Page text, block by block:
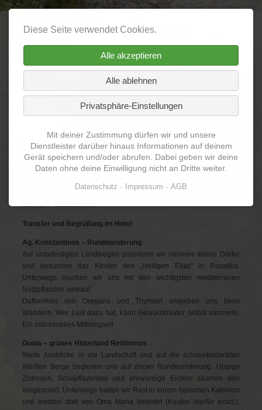
Agrimi - anders
wandern auf Kreta
überspringen
Home Über mich Termine
Reiseberichte Galerie Videos
Vermischtes
Myrte, Mythos und Moderne
Transfer und Begrüßung im Hotel
Ag. Konstantinos – Rundwanderung
Auf unbefestigten Landwegen passieren wir mehrere kleine Dörfer
und besuchen das Kloster des „Heiligen Elias“ in Roustika.
Unterwegs machen wir uns mit den wichtigsten mediterranen
Nutzpflanzen vertraut.
Duftwolken von Oregano und Thymian umgeben uns beim
Wandern. Wer Lust dazu hat, kann Gewürzkräuter selbst sammeln.
Ein individuelles Mitbringsel!
Gonia – grünes Hinterland Rethimnos
Weite Ausblicke in die Landschaft und auf die schneebedeckten
Weißen Berge begleiten uns auf dieser Rundwanderung. Üppige
Zistrosen, Schopflavendel und ehrwürdige Eichen säumen den
Wegesrand. Unterwegs halten wir Rast in einem typischen Kafenion
und werden dort von Oma Maria bewirtet (Kosten hierfür ecxcl.),
Diese Seite verwendet Cookies.
Alle akzeptieren
Alle ablehnen
Privatsphäre-Einstellungen
Mit deiner Zustimmung dürfen wir und unsere
Dienstleister darüber hinaus Informationen auf deinem
Gerät speichern und/oder abrufen. Dabei geben wir deine
Daten ohne deine Einwilligung nicht an Dritte weiter.
Datenschutz Impressum AGB